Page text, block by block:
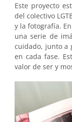
Este proyecto
del colectivo
y la fotografía.
una serie de
cuidado, junto a
en cada fase.
valor de ser y